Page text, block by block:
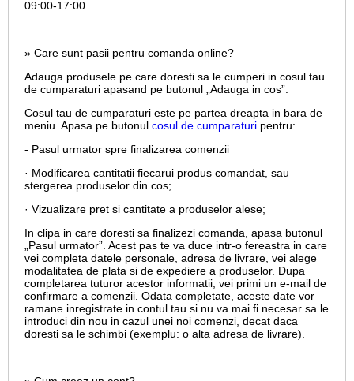
09:00-17:00.
» Care sunt pasii pentru comanda online?
Adauga produsele pe care doresti sa le cumperi in cosul tau
de cumparaturi apasand pe butonul „Adauga in cos”.
Cosul tau de cumparaturi este pe partea dreapta in bara de
meniu. Apasa pe butonul cosul de cumparaturi pentru:
- Pasul urmator spre finalizarea comenzii
· Modificarea cantitatii fiecarui produs comandat, sau
stergerea produselor din cos;
· Vizualizare pret si cantitate a produselor alese;
In clipa in care doresti sa finalizezi comanda, apasa butonul
„Pasul urmator”. Acest pas te va duce intr-o fereastra in care
vei completa datele personale, adresa de livrare, vei alege
modalitatea de plata si de expediere a produselor. Dupa
completarea tuturor acestor informatii, vei primi un e-mail de
confirmare a comenzii. Odata completate, aceste date vor
ramane inregistrate in contul tau si nu va mai fi necesar sa le
introduci din nou in cazul unei noi comenzi, decat daca
doresti sa le schimbi (exemplu: o alta adresa de livrare).